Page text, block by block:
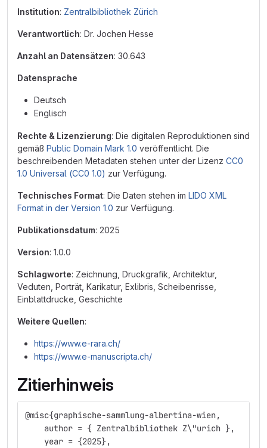
Institution: Zentralbibliothek Zürich
Verantwortlich: Dr. Jochen Hesse
Anzahl an Datensätzen: 30.643
Datensprache
Deutsch
Englisch
Rechte & Lizenzierung: Die digitalen Reproduktionen sind
gemäß Public Domain Mark 1.0 veröffentlicht. Die
beschreibenden Metadaten stehen unter der Lizenz CC0
1.0 Universal (CC0 1.0) zur Verfügung.
Technisches Format: Die Daten stehen im LIDO XML
Format in der Version 1.0 zur Verfügung.
Publikationsdatum: 2025
Version: 1.0.0
Schlagworte: Zeichnung, Druckgrafik, Architektur,
Veduten, Porträt, Karikatur, Exlibris, Scheibenrisse,
Einblattdrucke, Geschichte
Weitere Quellen:
https://www.e-rara.ch/
https://www.e-manuscripta.ch/
Zitierhinweis
@misc{graphische-sammlung-albertina-wien,
    author = { Zentralbibliothek Z\"urich },
    year = {2025},